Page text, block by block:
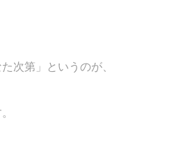
次第」というのが、